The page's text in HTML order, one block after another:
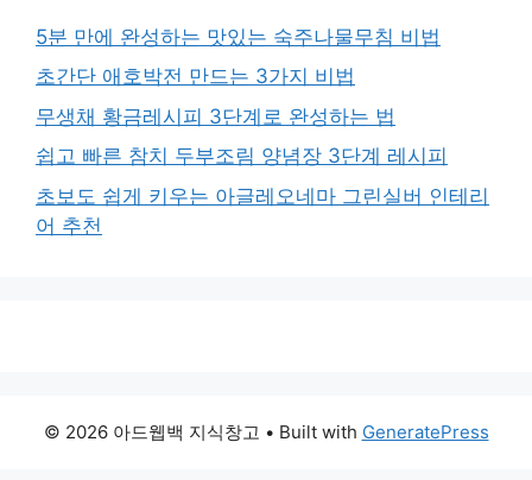
5분 만에 완성하는 맛있는 숙주나물무침 비법
초간단 애호박전 만드는 3가지 비법
무생채 황금레시피 3단계로 완성하는 법
쉽고 빠른 참치 두부조림 양념장 3단계 레시피
초보도 쉽게 키우는 아글레오네마 그린실버 인테리
어 추천
© 2026 아드웹백 지식창고 • Built with GeneratePress